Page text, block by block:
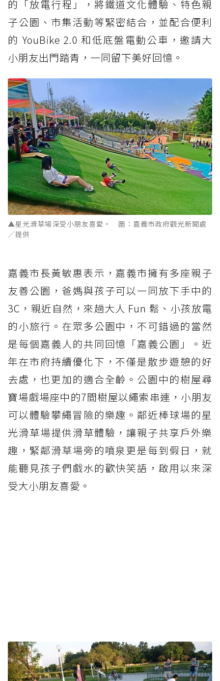
的「放電行程」，將鐵道文化體驗、特色親
子公園、市集活動等緊密結合，並配合便利
的 YouBike 2.0 和低底盤電動公車，邀請大
小朋友出門踏青，一同留下美好回憶。
▲星光滑草場深受小朋友喜愛。 圖：嘉義市政府觀光新聞處
／提供
嘉義市長黃敏惠表示，嘉義市擁有多座親子
友善公園，爸媽與孩子可以一同放下手中的
3C，親近自然，來趟大人 Fun 鬆、小孩放電
的小旅行。在眾多公園中，不可錯過的當然
是每個嘉義人的共同回憶「嘉義公園」。近
年在市府持續優化下，不僅是散步遊憩的好
去處，也更加的適合全齡。公園中的樹屋尋
寶場戲場座中的7間樹屋以繩索串連，小朋友
可以體驗攀繩冒險的樂趣。鄰近棒球場的星
光滑草場提供滑草體驗，讓親子共享戶外樂
趣，緊鄰滑草場旁的噴泉更是每到假日，就
能聽見孩子們戲水的歡快笑語，啟用以來深
受大小朋友喜愛。